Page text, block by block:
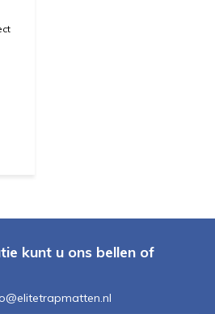
kunt u ons bellen of